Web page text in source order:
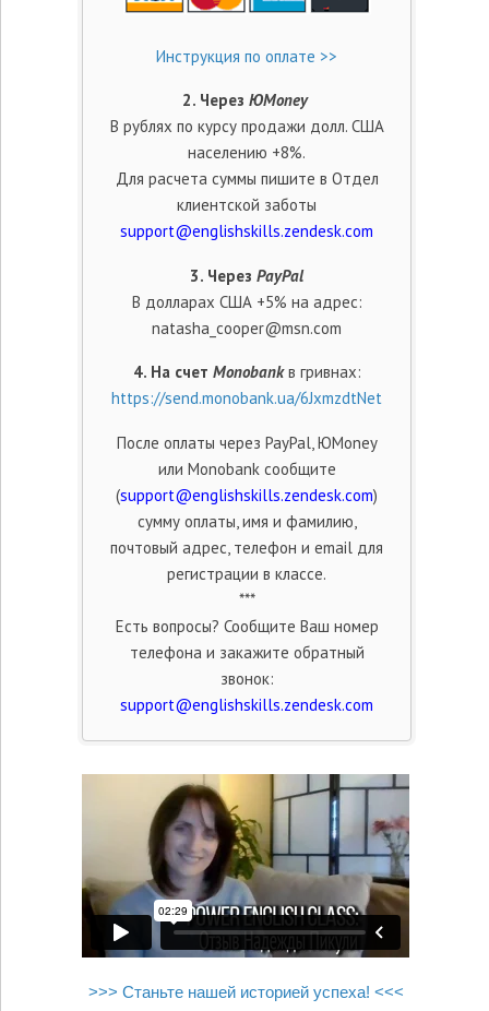
Инструкция по оплате >>
2. Через ЮMoney
В рублях по курсу продажи долл. США
населению +8%.
Для расчета суммы пишите в Отдел
клиентской заботы
support@englishskills.zendesk.com
3. Через PayPal
В долларах США +5% на адрес:
natasha_cooper@msn.com
4. На счет Monobankв гривнах:
https://send.monobank.ua/6JxmzdtNet
После оплаты через PayPal, ЮMoney
или Monobank сообщите
(support@englishskills.zendesk.com)
сумму оплаты, имя и фамилию,
почтовый адрес, телефон и email для
регистрации в классе.
***
Есть вопросы? Сообщите Ваш номер
телефона и закажите обратный
звонок:
support@englishskills.zendesk.com
>>> Станьте нашей историей успеха! <<<